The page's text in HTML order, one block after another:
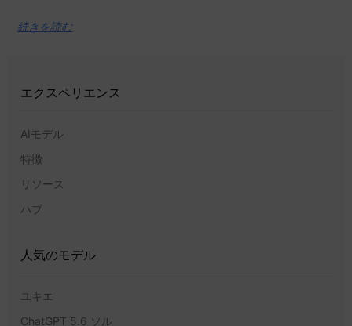
続きを読む
エクスペリエンス
AIモデル
特徴
リソース
ハブ
人気のモデル
ユキエ
ChatGPT 5.6 ソル